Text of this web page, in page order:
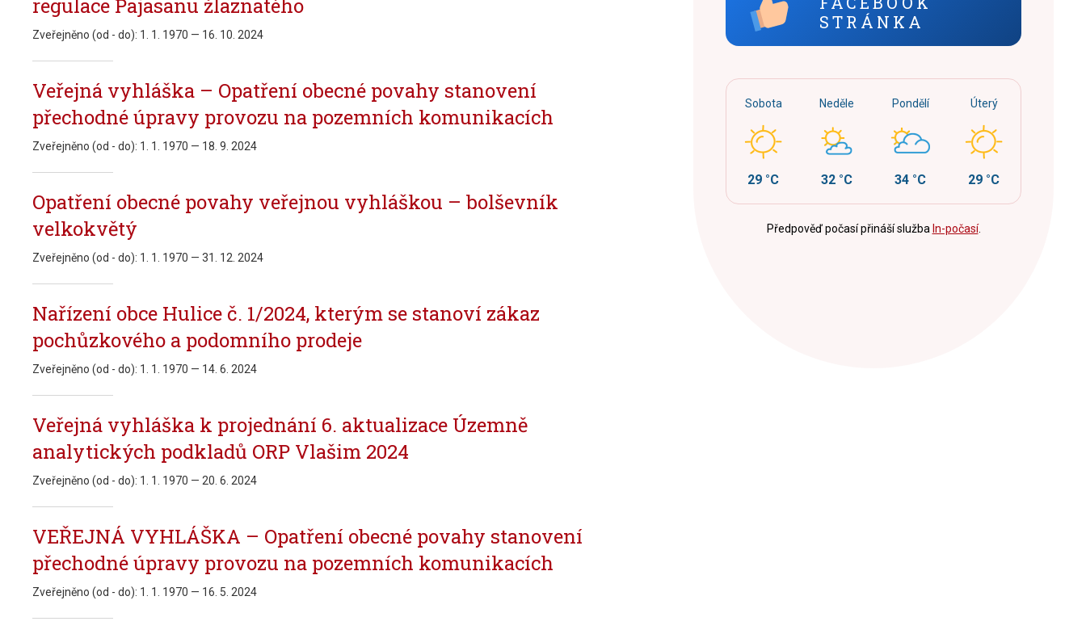
regulace Pajasanu žlaznatého
Zveřejněno (od - do): 1. 1. 1970 — 16. 10. 2024
Veřejná vyhláška – Opatření obecné povahy stanovení
přechodné úpravy provozu na pozemních komunikacích
Zveřejněno (od - do): 1. 1. 1970 — 18. 9. 2024
Opatření obecné povahy veřejnou vyhláškou – bolševník
velkokvětý
Zveřejněno (od - do): 1. 1. 1970 — 31. 12. 2024
Nařízení obce Hulice č. 1/2024, kterým se stanoví zákaz
pochůzkového a podomního prodeje
Zveřejněno (od - do): 1. 1. 1970 — 14. 6. 2024
Veřejná vyhláška k projednání 6. aktualizace Územně
analytických podkladů ORP Vlašim 2024
Zveřejněno (od - do): 1. 1. 1970 — 20. 6. 2024
VEŘEJNÁ VYHLÁŠKA – Opatření obecné povahy stanovení
přechodné úpravy provozu na pozemních komunikacích
Zveřejněno (od - do): 1. 1. 1970 — 16. 5. 2024
STRÁNKA
Sobota
29 °C
Neděle
32 °C
Pondělí
34 °C
Úterý
29 °C
Předpověď počasí přináší služba In-počasí.